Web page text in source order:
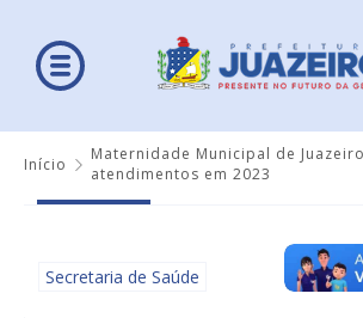
Início
Maternidade Municipal de
atendimentos em 2023
Secretaria de Saúde